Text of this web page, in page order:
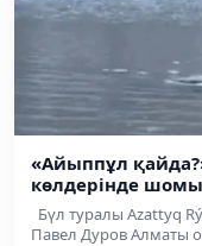
«Айыппұл
көлдерінде
Бүл туралы Azattyq
Павел Дуров Алматы